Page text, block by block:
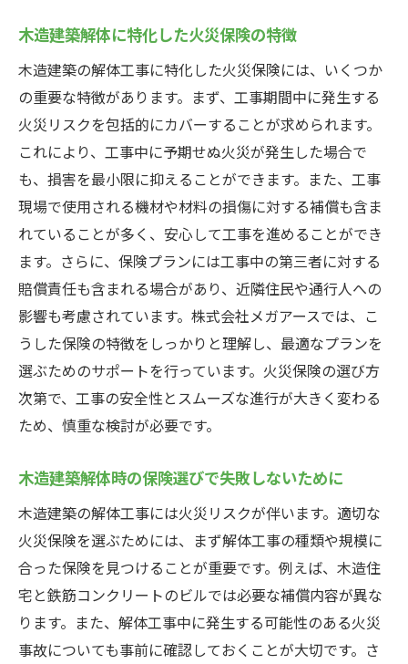
木造建築解体に特化した火災保険の特徴
木造建築の解体工事に特化した火災保険には、いくつか
の重要な特徴があります。まず、工事期間中に発生する
火災リスクを包括的にカバーすることが求められます。
これにより、工事中に予期せぬ火災が発生した場合で
も、損害を最小限に抑えることができます。また、工事
現場で使用される機材や材料の損傷に対する補償も含ま
れていることが多く、安心して工事を進めることができ
ます。さらに、保険プランには工事中の第三者に対する
賠償責任も含まれる場合があり、近隣住民や通行人への
影響も考慮されています。株式会社メガアースでは、こ
うした保険の特徴をしっかりと理解し、最適なプランを
選ぶためのサポートを行っています。火災保険の選び方
次第で、工事の安全性とスムーズな進行が大きく変わる
ため、慎重な検討が必要です。
木造建築解体時の保険選びで失敗しないために
木造建築の解体工事には火災リスクが伴います。適切な
火災保険を選ぶためには、まず解体工事の種類や規模に
合った保険を見つけることが重要です。例えば、木造住
宅と鉄筋コンクリートのビルでは必要な補償内容が異な
ります。また、解体工事中に発生する可能性のある火災
事故についても事前に確認しておくことが大切です。さ